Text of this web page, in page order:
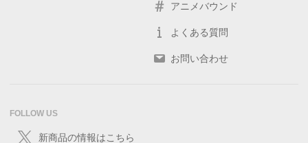
アニメバウンド
よくある質問
お問い合わせ
FOLLOW US
新商品の情報はこちら